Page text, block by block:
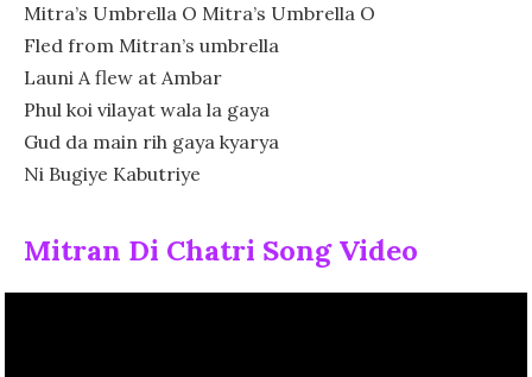
Mitra’s Umbrella O Mitra’s Umbrella O
Fled from Mitran’s umbrella
Launi A flew at Ambar
Phul koi vilayat wala la gaya
Gud da main rih gaya kyarya
Ni Bugiye Kabutriye
Mitran Di Chatri Song Video